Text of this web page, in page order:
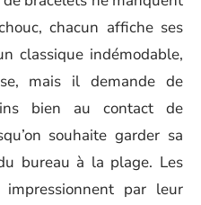
chacun affiche ses
classique indémodable,
mais il demande de
bien au contact de
souhaite garder sa
bureau à la plage. Les
par leur